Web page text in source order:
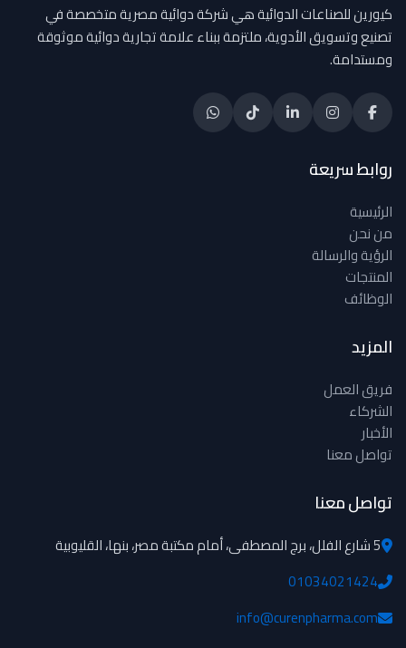
كيورين للصناعات الدوائية هي شركة دوائية مصرية متخصصة في
تصنيع وتسويق الأدوية، ملتزمة ببناء علامة تجارية دوائية موثوقة
ومستدامة.
روابط سريعة
الرئيسية
من نحن
الرؤية والرسالة
المنتجات
الوظائف
المزيد
فريق العمل
الشركاء
الأخبار
تواصل معنا
تواصل معنا
5 شارع الفلل، برج المصطفى، أمام مكتبة مصر، بنها، القليوبية
01034021424
info@curenpharma.com